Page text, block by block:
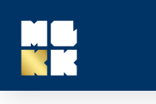
Inhalt
springen